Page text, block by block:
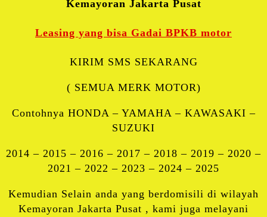
Kemayoran Jakarta Pusat
Leasing yang bisa Gadai BPKB motor
KIRIM SMS SEKARANG
( SEMUA MERK MOTOR)
Contohnya HONDA – YAMAHA – KAWASAKI –
SUZUKI
2014 – 2015 – 2016 – 2017 – 2018 – 2019 – 2020 –
2021 – 2022 – 2023 – 2024 – 2025
Kemudian Selain anda yang berdomisili di wilayah
Kemayoran Jakarta Pusat , kami juga melayani